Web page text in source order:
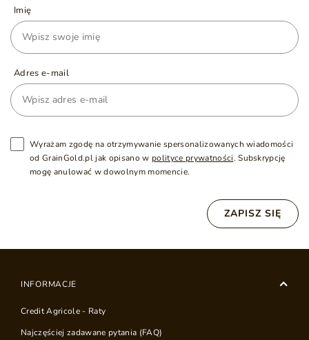
Imię
Adres e-mail
Wyrażam zgodę na otrzymywanie spersonalizowanych wiadomości
od GrainGold.pl jak opisano w polityce prywatności. Subskrypcję
mogę anulować w dowolnym momencie.
ZAPISZ SIĘ
INFORMACJE
Credit Agricole - Raty
Najczęściej zadawane pytania (FAQ)